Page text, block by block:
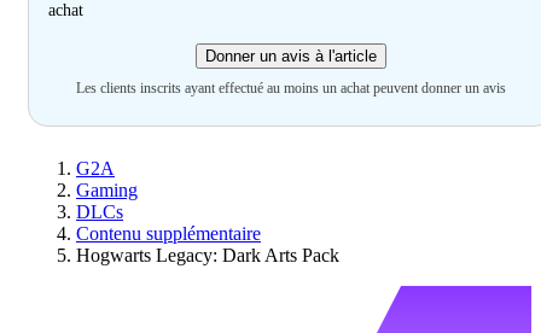
achat
Donner un avis à l'article
Les clients inscrits ayant effectué au moins un achat peuvent donner un avis
G2A
Gaming
DLCs
Contenu supplémentaire
Hogwarts Legacy: Dark Arts Pack